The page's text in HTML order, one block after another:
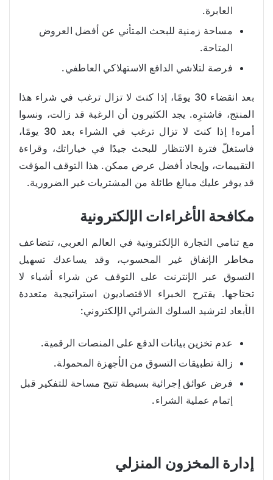
العابرة.
مساحة زمنية للبحث المتأني عن أفضل العروض
المتاحة.
فرصة لتلاشي الدافع الاستهلاكي العاطفي.
بعد انقضاء 30 يومًا، إذا كنتَ لا تزال ترغب في شراء هذا
المنتج، فاشترِه. يجد الكثيرون أن الرغبة قد زالت، ونسوا
أمره! إذا كنتَ لا تزال ترغب في الشراء بعد 30 يومًا،
فاستغلّ فترة الانتظار للبحث جيدًا في خياراتك، وقراءة
التقييمات، وإيجاد أفضل عرض ممكن. هذا التوقف المؤقت
قد يوفر عليك مبالغ طائلة من المشتريات غير الضرورية.
مكافحة الأغراءات الإلكترونية
مع تنامي التجارة الإلكترونية في العالم العربي، تتضاعف
مخاطر الإنفاق غير المحسوب، وقد يساعدك تسهيل
التسوق عبر الإنترنت على التوقف عن شراء أشياء لا
تحتاجها. يقترح الخبراء الاقتصاديون استراتيجية متعددة
الأبعاد لترشيد السلوك الشرائي الإلكتروني:
عدم تخزين بيانات الدفع على المنصات الرقمية.
زالة تطبيقات التسوق من الأجهزة المحمولة.
فرض عوائق إجرائية بسيطة تتيح مساحة للتفكير قبل
إتمام عملية الشراء.
إدارة المخزون المنزلي